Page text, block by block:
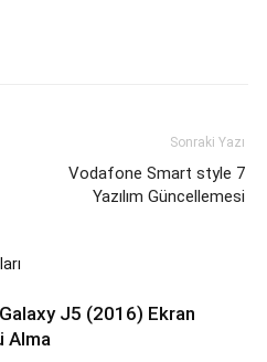
Sonraki Yazı
Vodafone Smart style 7
Yazılım Güncellemesi
J5 (2016) Ekran
Alma